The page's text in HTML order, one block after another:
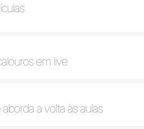
em live
a volta às aulas